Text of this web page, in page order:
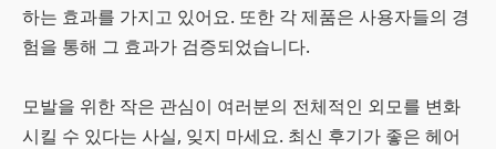
하는 효과를 가지고 있어요. 또한 각 제품은 사용자들의 경
험을 통해 그 효과가 검증되었습니다.
모발을 위한 작은 관심이 여러분의 전체적인 외모를 변화
시킬 수 있다는 사실, 잊지 마세요. 최신 후기가 좋은 헤어